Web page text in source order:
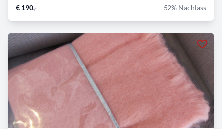
€ 190,- 52% Nachlass